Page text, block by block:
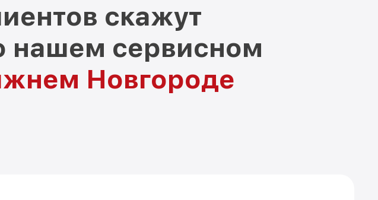
скажут
нашем сервисном
Новгороде